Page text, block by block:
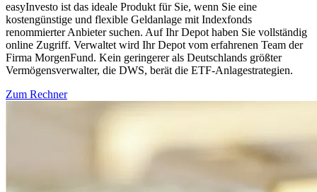
easyInvesto ist das ideale Produkt für Sie, wenn Sie eine
kostengünstige und flexible Geldanlage mit Indexfonds
renommierter Anbieter suchen. Auf Ihr Depot haben Sie vollständig
online Zugriff. Verwaltet wird Ihr Depot vom erfahrenen Team der
Firma MorgenFund. Kein geringerer als Deutschlands größter
Vermögensverwalter, die DWS, berät die ETF-Anlagestrategien.
Zum Rechner